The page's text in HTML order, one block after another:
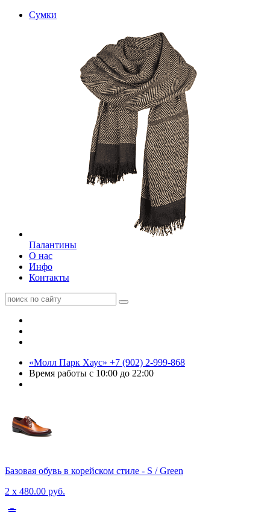
Сумки
Палантины
О нас
Инфо
Контакты
«Молл Парк Хаус» +7 (902) 2-999-868
Время работы с 10:00 до 22:00
Базовая обувь в корейском стиле - S / Green
2 x 480.00 руб.